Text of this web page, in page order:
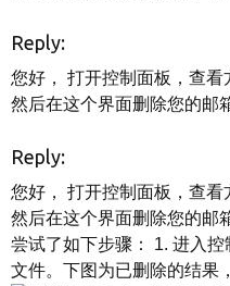
Reply:
您好， 打开控制面板，查看
然后在这个界面删除您的邮
Reply:
您好， 打开控制面板，查看
然后在这个界面删除您的邮
尝试了如下步骤： 1. 进入控
文件。下图为已删除的结果